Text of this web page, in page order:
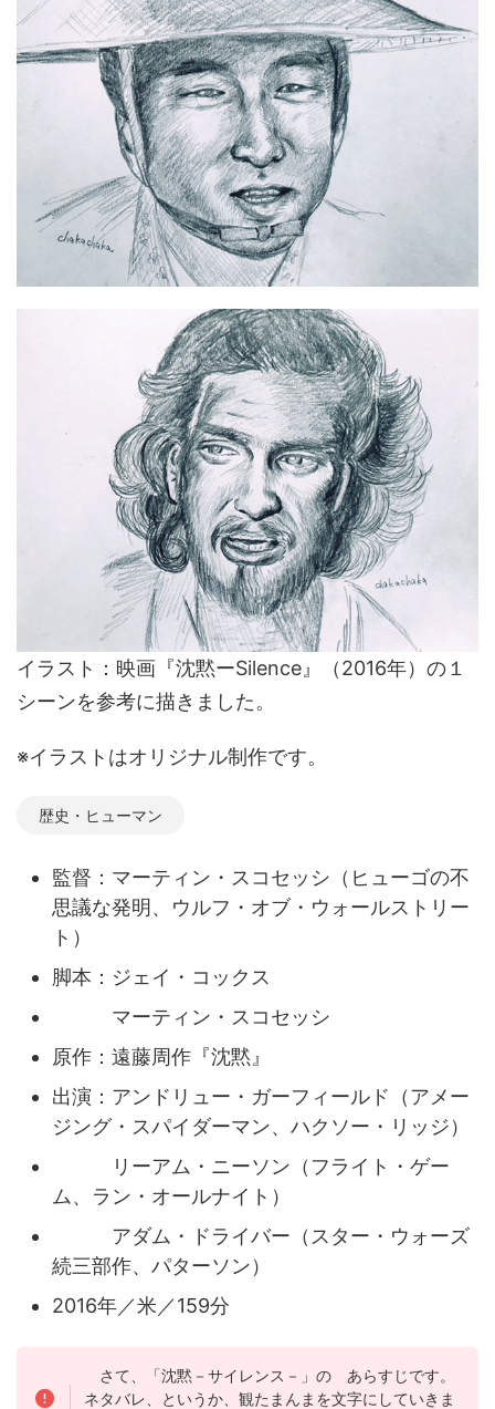
イラスト：映画『沈黙ーSilence』（2016年）の１
シーンを参考に描きました。
※イラストはオリジナル制作です。
歴史・ヒューマン
監督：マーティン・スコセッシ（ヒューゴの不
思議な発明、ウルフ・オブ・ウォールストリー
ト）
脚本：ジェイ・コックス
マーティン・スコセッシ
原作：遠藤周作『沈黙』
出演：アンドリュー・ガーフィールド（アメー
ジング・スパイダーマン、ハクソー・リッジ）
リーアム・ニーソン（フライト・ゲー
ム、ラン・オールナイト）
アダム・ドライバー（スター・ウォーズ
続三部作、パターソン）
2016年／米／159分
さて、「沈黙－サイレンス－」の あらすじです。
ネタバレ、というか、観たまんまを文字にしていきま